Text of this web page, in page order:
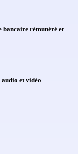
bancaire rémunéré et
audio et vidéo